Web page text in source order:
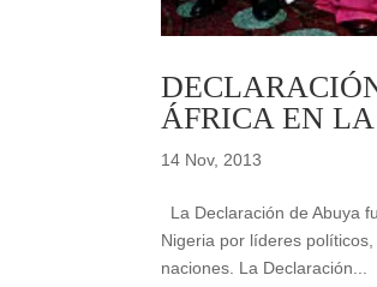
ÁFRICA EN
14 Nov, 2013
La Declaración de Abuya
Nigeria por líderes
naciones. La Declaración...